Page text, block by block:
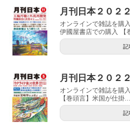
月刊日本２０２
オンラインで雑誌を購
伊國屋書店での購入 【
記
月刊日本２０２
オンラインで雑誌を購
【巻頭言】米国が仕掛...
記